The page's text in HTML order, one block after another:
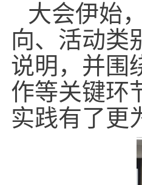
大会伊始
向、活动类
说明，并围
作等关键环
实践有了更